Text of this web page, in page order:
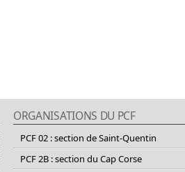
ORGANISATIONS DU PCF
PCF 02 : section de Saint-Quentin
PCF 2B : section du Cap Corse